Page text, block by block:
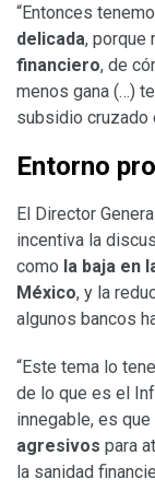
“Entonces
delicada, porque
financiero, de
menos gana (…)
subsidio cruzado
Entorno
El Director
incentiva la
como la baja en
México, y la
algunos bancos
“Este tema lo
de lo que es el
innegable, es que
agresivos para
la sanidad